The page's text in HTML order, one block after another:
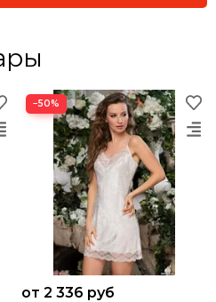
−50%
от 2 336 руб